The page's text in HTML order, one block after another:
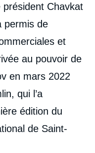
président Chavkat
permis de
et
au pouvoir de
en mars 2022
qui l’a
édition du
de Saint-